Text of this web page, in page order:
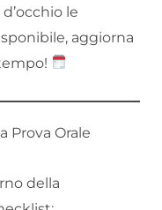
le
aggiorna
Prova Orale
della